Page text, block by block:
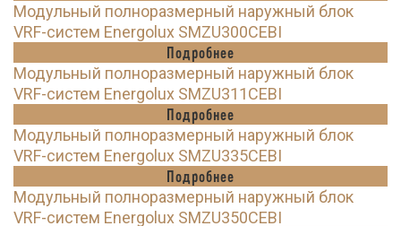
Модульный полноразмерный наружный блок
VRF-систем Energolux SMZU300CEBI
Подробнее
Модульный полноразмерный наружный блок
VRF-систем Energolux SMZU311CEBI
Подробнее
Модульный полноразмерный наружный блок
VRF-систем Energolux SMZU335CEBI
Подробнее
Модульный полноразмерный наружный блок
VRF-систем Energolux SMZU350CEBI